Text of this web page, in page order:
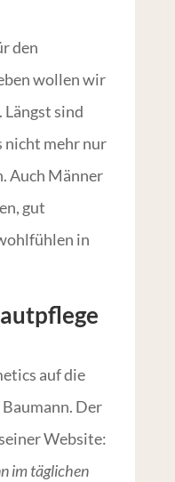
den
wollen wir
sind
nicht mehr nur
Auch Männer
gut
in
auf die
Der
Website:
im täglichen